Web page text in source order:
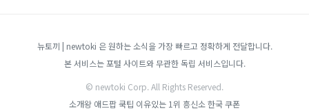
뉴토끼 | newtoki 은 원하는 소식을 가장 빠르고 정확하게 전달합니다.
본 서비스는 포털 사이트와 무관한 독립 서비스입니다.
© newtoki Corp. All Rights Reserved.
소개왕 애드팝쿡팁 이유있는 1위 흥신소한국 쿠폰